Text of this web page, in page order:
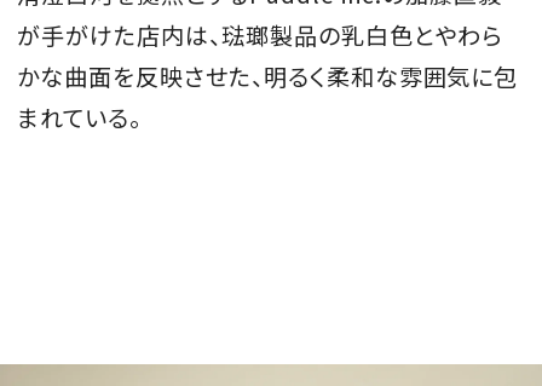
が手がけた店内は、琺瑯製品の乳白色とやわら
かな曲面を反映させた、明るく柔和な雰囲気に包
まれている。